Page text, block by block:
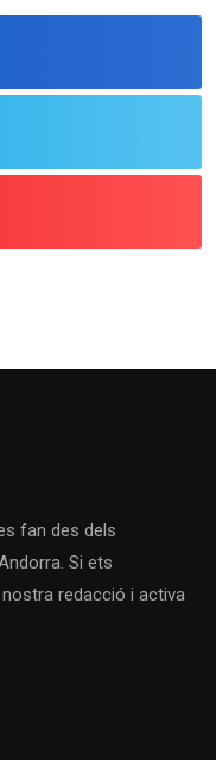
fan des dels
Si ets
redacció i activa